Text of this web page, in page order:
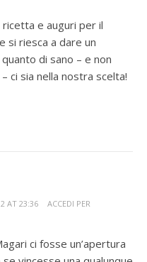
e auguri per il
si riesca a dare un
di sano – e non
ci sia nella nostra scelta!
AT 23:36
ACCEDI PER
ci fosse un’apertura